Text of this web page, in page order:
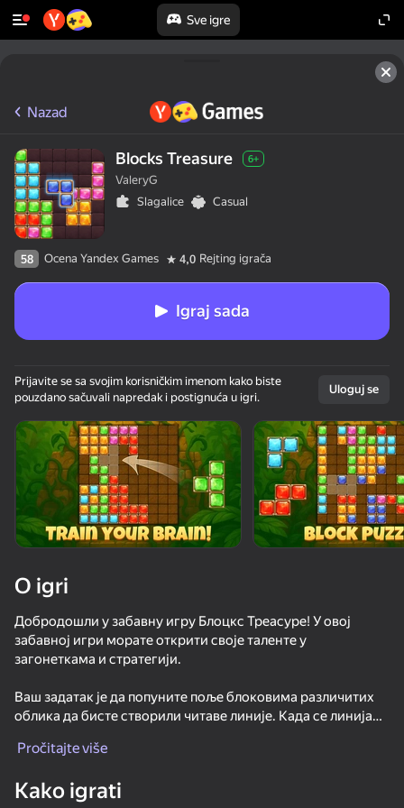
Sve igre
Block Puzzle - Blast Master
Nazad
Blocks Treasure 6+
ValeryG
Slagalice
Casual
58 Ocena Yandex Games 4,0 Rejting igrača
Igraj sada
Prijavite se sa svojim korisničkim imenom kako biste
pouzdano sačuvali napredak i postignuća u igri.
Uloguj se
O igri
Добродошли у забавну игру Блоцкс Треасуре! У овој
забавној игри морате открити своје таленте у
загонеткама и стратегији.
Ваш задатак је да попуните поље блоковима различитих
облика да бисте створили читаве линије. Када се линија
награде и бонусе. Одредите које блокове је најбоље
ефикасније уклонили линије.
Pročitajte više
Kako igrati